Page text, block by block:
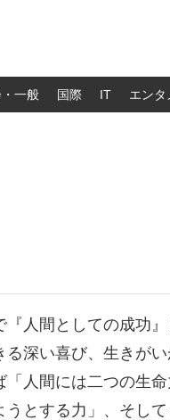
一般 国際 IT エンタ
『人間としての成功
深い喜び、生きが
人間には二つの生命
とする力」、そし